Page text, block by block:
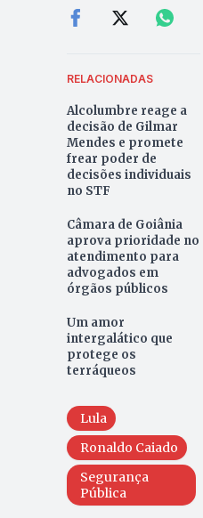
RELACIONADAS
Alcolumbre reage a
decisão de Gilmar
Mendes e promete
frear poder de
decisões individuais
no STF
Câmara de Goiânia
aprova prioridade no
atendimento para
advogados em
órgãos públicos
Um amor
intergalático que
protege os
terráqueos
Lula
Ronaldo Caiado
Segurança
Pública